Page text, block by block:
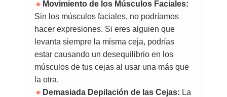
🔸 Movimiento de los Músculos Faciales:
Sin los músculos faciales, no podríamos
hacer expresiones. Si eres alguien que
levanta siempre la misma ceja, podrías
estar causando un desequilibrio en los
músculos de tus cejas al usar una más que
la otra.
🔸 Demasiada Depilación de las Cejas: La